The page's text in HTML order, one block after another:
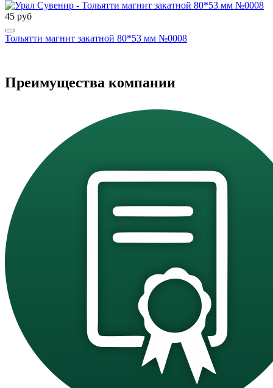
45 руб
Тольятти магнит закатной 80*53 мм №0008
Преимущества компании